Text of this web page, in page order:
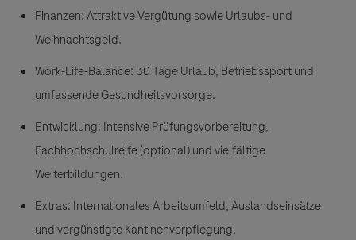
Finanzen:Attraktive Vergütung sowie Urlaubs- und
Weihnachtsgeld.
Work-Life-Balance: 30 Tage Urlaub, Betriebssport und
umfassende Gesundheitsvorsorge.
Entwicklung: Intensive Prüfungsvorbereitung,
Fachhochschulreife (optional) und vielfältige
Weiterbildungen.
Extras: Internationales Arbeitsumfeld, Auslandseinsätze
und vergünstigte Kantinenverpflegung.